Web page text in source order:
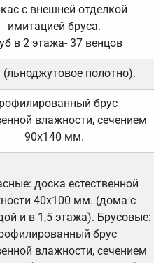
с внешней отделкой
имитацией бруса.
в 2 этажа- 37 венцов
полотно).
брус
влажности, сечением
90х140 мм.
доска естественной
40х100 мм. (дома с
и в 1,5 этажа). Брусовые:
брус
влажности, сечением